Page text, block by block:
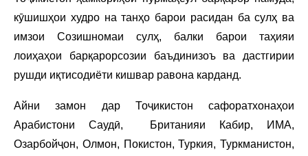
кӯшишҳои худро на танҳо барои расидан ба сулҳ ва
имзои Созишномаи сулҳ, балки барои таҳияи
лоиҳаҳои барқарорсозии баъдинизоъ ва дастгирии
рушди иқтисодиёти кишвар равона карданд.
Айни замон дар Тоҷикистон сафоратхонаҳои
Арабистони Саудӣ, Британияи Кабир, ИМА,
Озарбойҷон, Олмон, Покистон, Туркия, Туркманистон,